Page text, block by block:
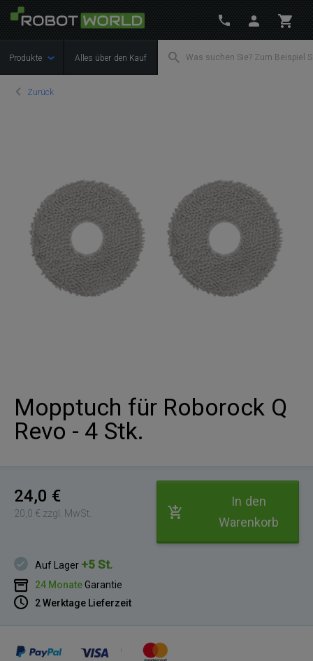
Produkte Alles über den Kauf
Zurück
Mopptuch für Roborock Q
Revo - 4 Stk.
24,0 €
20,0 € zzgl. MwSt.
In den
Warenkorb
Auf Lager +5 St.
24 MonateGarantie
2 Werktage Lieferzeit